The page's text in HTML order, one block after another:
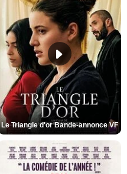
Le Triangle d'or Bande-annonce VF